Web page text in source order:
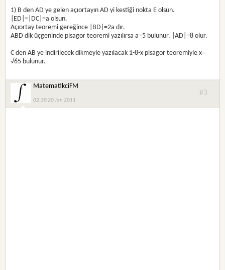
1) B den AD ye gelen açıortayın AD yi kestiği nokta E olsun.
|ED|=|DC|=a olsun.
Açıortay teoremi gereğince |BD|=2a dır.
ABD dik üçgeninde pisagor teoremi yazılırsa a=5 bulunur. |AD|=8 olur.
C den AB ye indirilecek dikmeyle yazılacak 1-8-x pisagor teoremiyle x=
√65 bulunur.
MatematikciFM
02:30 20 Jan 2011
#3